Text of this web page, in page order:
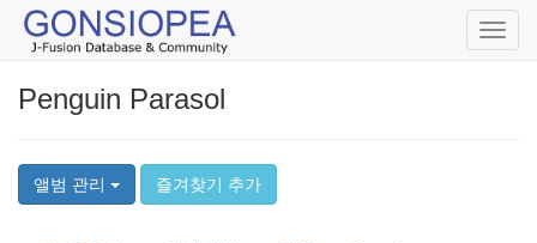
Penguin Parasol
앨범 관리 즐겨찾기 추가